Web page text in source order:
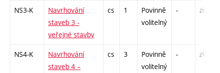
NS3-K
Navrhování
staveb 3 -
veřejné stavby
cs 1
Povinně
volitelný
- zk
NS4-K
Navrhování
staveb 4 –
cs 3
Povinně
volitelný
- zk